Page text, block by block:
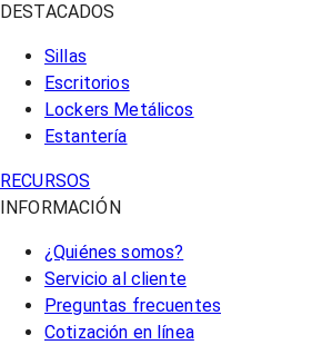
DESTACADOS
Sillas
Escritorios
Lockers Metálicos
Estantería
RECURSOS
INFORMACIÓN
¿Quiénes somos?
Servicio al cliente
Preguntas frecuentes
Cotización en línea